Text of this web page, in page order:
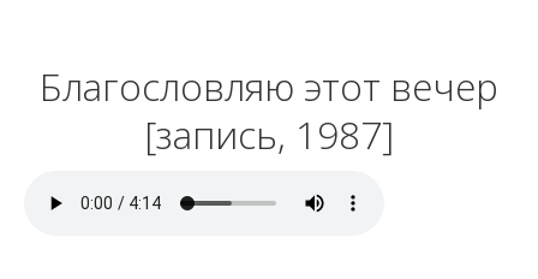
Благословляю этот вечер
[запись, 1987]